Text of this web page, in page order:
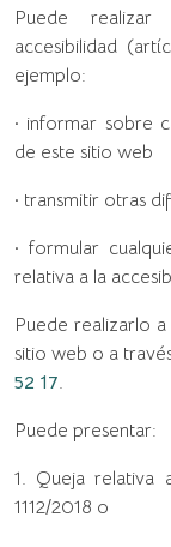
Puede realizar
accesibilidad
ejemplo:
· informar sobre
de este sitio web
· transmitir otras
· formular
relativa a la
Puede realizarlo
sitio web o a
52 17.
Puede presentar:
1. Queja relativa
1112/2018 o